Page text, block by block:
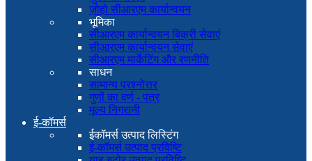
ज़ोहो सीआरएम कार्यान्वयन
भूमिका
सीआरएम कार्यान्वयन बिक्री सेवाएं
सीआरएम कार्यान्वयन सेवाएं
सीआरएम मार्केटिंग और रणनीति
साधन
सामान्य प्रश्नोत्तर
गुणों का वर्ण - पत्र
मूल्य निगरानी
ई-कॉमर्स
ईकॉमर्स उत्पाद लिस्टिंग
ई-कॉमर्स उत्पाद प्रविष्टि